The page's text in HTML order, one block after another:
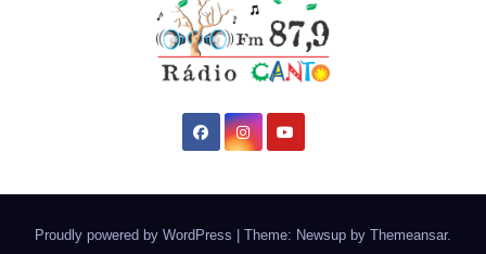
Proudly powered by WordPress | Theme: Newsup by Themeansar.